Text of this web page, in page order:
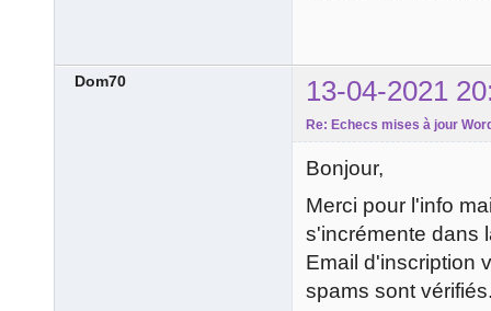
Dom70 13-04-2021
Re: Echecs mises à jour
Bonjour,
Merci pour l'info
s'incrémente dans
Email d'inscription
spams sont